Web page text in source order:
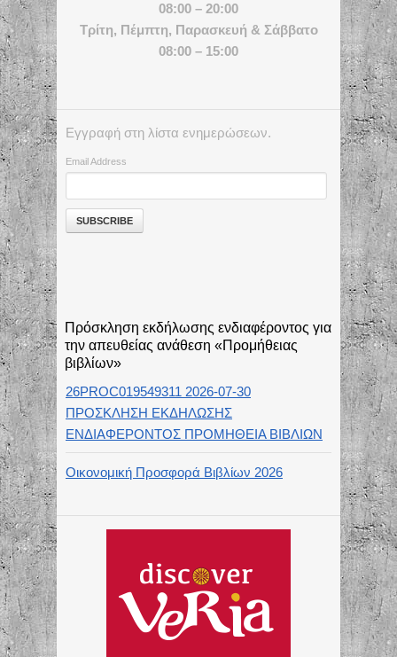
08:00 – 20:00
Τρίτη, Πέμπτη, Παρασκευή & Σάββατο
08:00 – 15:00
Εγγραφή στη λίστα ενημερώσεων.
Email Address
Πρόσκληση εκδήλωσης ενδιαφέροντος για
την απευθείας ανάθεση «Προμήθειας
βιβλίων»
26PROC019549311 2026-07-30
ΠΡΟΣΚΛΗΣΗ ΕΚΔΗΛΩΣΗΣ
ΕΝΔΙΑΦΕΡΟΝΤΟΣ ΠΡΟΜΗΘΕΙΑ ΒΙΒΛΙΩΝ
Οικονομική Προσφορά Βιβλίων 2026